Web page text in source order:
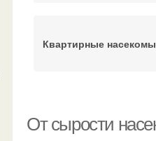
Квартирные
От сырости